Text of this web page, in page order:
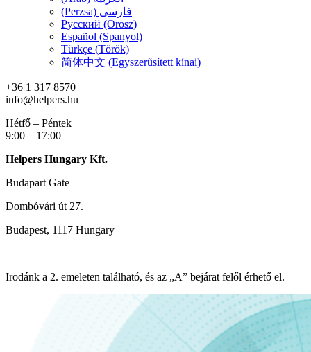
(Perzsa) فارسی
Русский (Orosz)
Español (Spanyol)
Türkçe (Török)
简体中文 (Egyszerűsített kínai)
+36 1 317 8570
info@helpers.hu
Hétfő – Péntek
9:00 – 17:00
Helpers Hungary Kft.
Budapart Gate
Dombóvári út 27.
Budapest, 1117 Hungary
Irodánk a 2. emeleten található, és az „A” bejárat felől érhető el.